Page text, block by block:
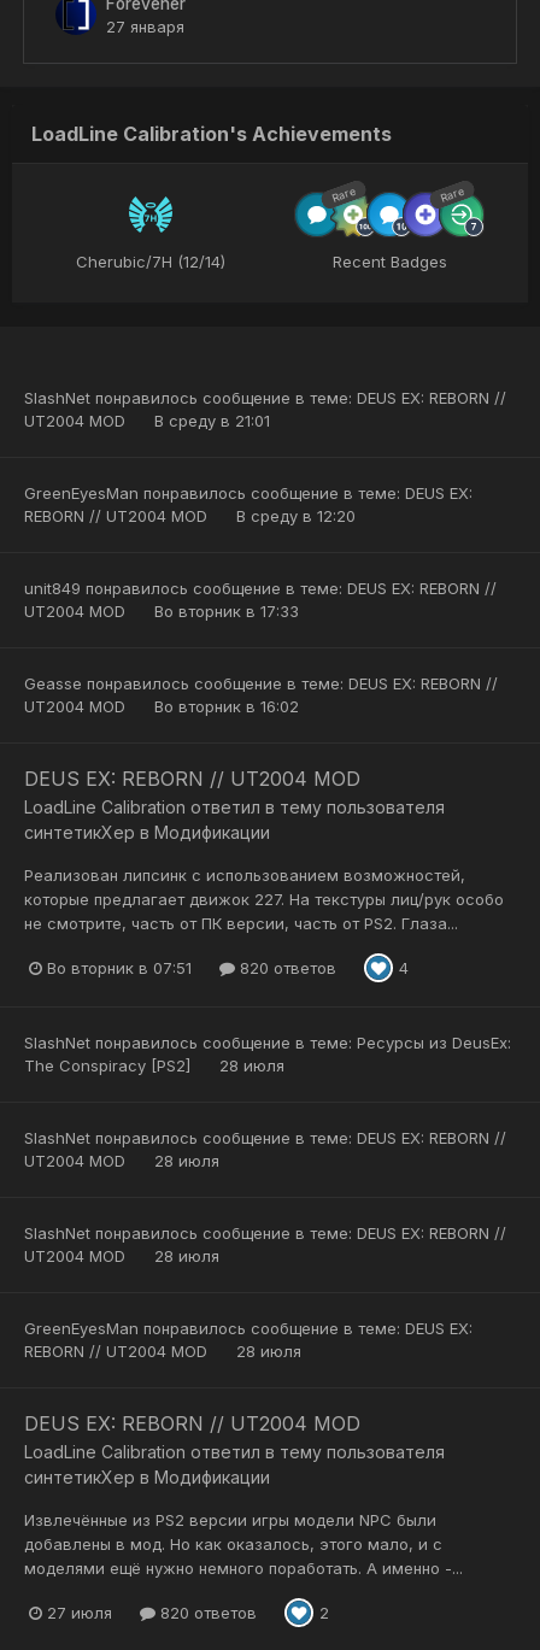
27 января
LoadLine Calibration's Achievements
Cherubic/7H (12/14)
Rare Rare
Recent Badges
SlashNet понравилось сообщение в теме: DEUS EX: REBORN //
UT2004 MOD
В среду в 21:01
GreenEyesMan понравилось сообщение в теме: DEUS EX:
REBORN // UT2004 MOD
В среду в 12:20
unit849 понравилось сообщение в теме: DEUS EX: REBORN //
UT2004 MOD
Во вторник в 17:33
Geasse понравилось сообщение в теме: DEUS EX: REBORN //
UT2004 MOD
Во вторник в 16:02
DEUS EX: REBORN // UT2004 MOD
LoadLine Calibration ответил в тему пользователя
синтетикХер в Модификации
Реализован липсинк с использованием возможностей,
которые предлагает движок 227. На текстуры лиц/рук особо
не смотрите, часть от ПК версии, часть от PS2. Глаза...
Во вторник в 07:51 820 ответов 4
SlashNet понравилось сообщение в теме: Ресурсы из DeusEx:
The Conspiracy [PS2]
28 июля
SlashNet понравилось сообщение в теме: DEUS EX: REBORN //
UT2004 MOD
28 июля
SlashNet понравилось сообщение в теме: DEUS EX: REBORN //
UT2004 MOD
28 июля
GreenEyesMan понравилось сообщение в теме: DEUS EX:
REBORN // UT2004 MOD
28 июля
DEUS EX: REBORN // UT2004 MOD
LoadLine Calibration ответил в тему пользователя
синтетикХер в Модификации
Извлечённые из PS2 версии игры модели NPC были
добавлены в мод. Но как оказалось, этого мало, и с
моделями ещё нужно немного поработать. А именно -...
27 июля 820 ответов 2